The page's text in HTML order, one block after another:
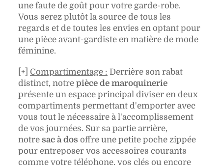
une faute de goût pour votre garde-robe.
Vous serez plutôt la source de tous les
regards et de toutes les envies en optant pour
une pièce avant-gardiste en matière de mode
féminine.
[+] Compartimentage : Derrière son rabat
distinct, notre pièce de maroquinerie
présente un espace principal diviser en deux
compartiments permettant d'emporter avec
vous tout le nécessaire à l'accomplissement
de vos journées. Sur sa partie arrière,
notre sac à dos offre une petite poche zippée
pour entreposer vos accessoires courants
comme votre téléphone, vos clés ou encore